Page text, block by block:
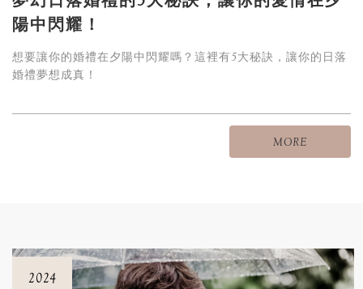
陽中閃耀！
想要讓你的婚禮在夕陽中閃耀嗎？這裡有5大秘訣，讓你的日落
婚禮夢想成真！
MORE
2024